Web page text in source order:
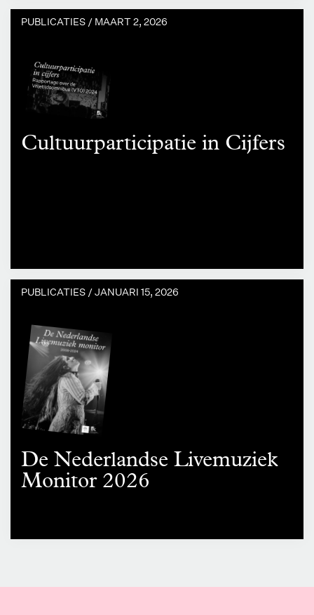
PUBLICATIES / MAART 2, 2026
Cultuurparticipatie in Cijfers
PUBLICATIES /JANUARI 15, 2026
De Nederlandse Livemuziek
Monitor 2026